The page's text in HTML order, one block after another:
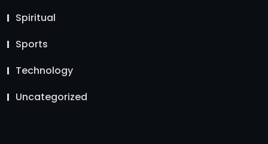
Spiritual
Sports
Technology
Uncategorized